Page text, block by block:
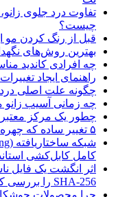
تفاوت درد جلوی
چیست؟
قبل از رنگ کردن مو
بهترین روش‌های
چه افرادی کاندید
راهنمای ایجاد
چگونه علت اصلی
چه زمانی آسیب
چطور یک مرکز معتبر
۵ تغییر ساده که چهره شما را جذاب‌تر نشان می‌دهد
کامل کابل‌کشی
SHA-256 را بررسی کنیم؟